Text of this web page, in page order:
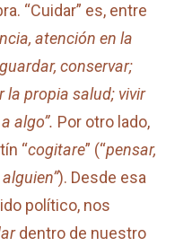
“Cuidar” es, entre
atención en la
conservar;
la propia salud; vivir
algo”. Por otro lado,
“cogitare” (“pensar,
). Desde esa
político, nos
dentro de nuestro